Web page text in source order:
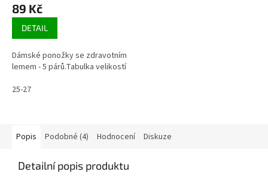
89 Kč
DETAIL
Dámské ponožky se zdravotním
lemem - 5 párů.Tabulka velikostí
25-27
Popis Podobné (4) Hodnocení Diskuze
Detailní popis produktu